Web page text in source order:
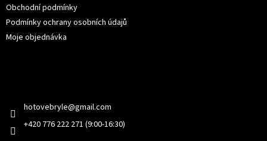
Obchodní podmínky
Podmínky ochrany osobních údajů
Moje objednávka
hotovebryle@gmail.com
+420 776 222 271 (9:00-16:30)